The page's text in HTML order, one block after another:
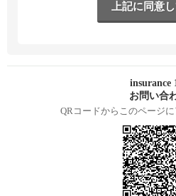
insurance
お問い合
QRコードからこのページに